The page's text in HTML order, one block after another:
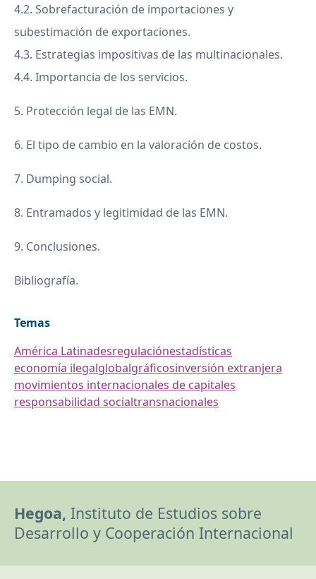
4.2. Sobrefacturación de importaciones y
subestimación de exportaciones.
4.3. Estrategias impositivas de las multinacionales.
4.4. Importancia de los servicios.
5. Protección legal de las EMN.
6. El tipo de cambio en la valoración de costos.
7. Dumping social.
8. Entramados y legitimidad de las EMN.
9. Conclusiones.
Bibliografía.
Temas
América Latinadesregulaciónestadísticas
economía ilegalglobalgráficosinversión extranjera
movimientos internacionales de capitales
responsabilidad socialtransnacionales
Hegoa, Instituto de Estudios sobre
Desarrollo y Cooperación Internacional